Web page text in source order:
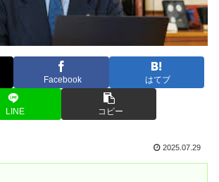
Facebook はてブ
LINE コピー
2025.07.29